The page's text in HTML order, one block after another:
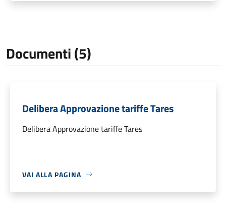
Documenti (5)
Delibera Approvazione tariffe Tares
Delibera Approvazione tariffe Tares
VAI ALLA PAGINA